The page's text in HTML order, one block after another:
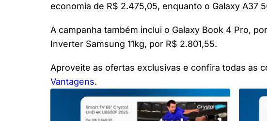
economia de R$ 2.475,05, enquanto o Galaxy A37
A campanha também inclui o Galaxy Book 4 Pro,
Inverter Samsung 11kg, por R$ 2.801,55.
Aproveite as ofertas exclusivas e confira todas as
Vantagens.